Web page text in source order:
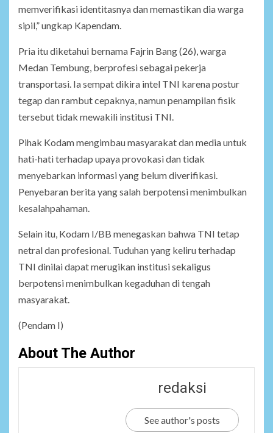
memverifikasi identitasnya dan memastikan dia warga
sipil,” ungkap Kapendam.
Pria itu diketahui bernama Fajrin Bang (26), warga
Medan Tembung, berprofesi sebagai pekerja
transportasi. Ia sempat dikira intel TNI karena postur
tegap dan rambut cepaknya, namun penampilan fisik
tersebut tidak mewakili institusi TNI.
Pihak Kodam mengimbau masyarakat dan media untuk
hati-hati terhadap upaya provokasi dan tidak
menyebarkan informasi yang belum diverifikasi.
Penyebaran berita yang salah berpotensi menimbulkan
kesalahpahaman.
Selain itu, Kodam I/BB menegaskan bahwa TNI tetap
netral dan profesional. Tuduhan yang keliru terhadap
TNI dinilai dapat merugikan institusi sekaligus
berpotensi menimbulkan kegaduhan di tengah
masyarakat.
(Pendam I)
About The Author
redaksi
See author's posts